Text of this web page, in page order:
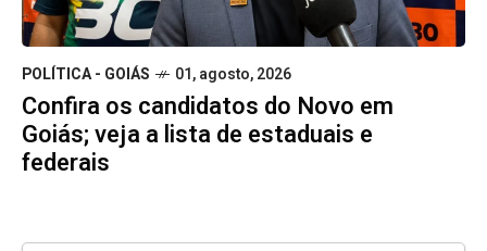
POLÍTICA - GOIÁS 01, agosto, 2026
Confira os candidatos do Novo em
Goiás; veja a lista de estaduais e
federais